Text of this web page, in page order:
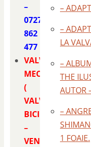
–
0727
862
477
VALVA
MECANICA
(
VALVA
BICICLETA
–
VENTIL
–
–
LA
–
THE
AUTOR
–
1 FOAIE.